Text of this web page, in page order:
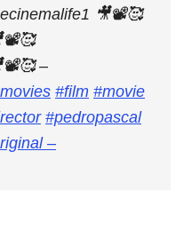
🎥📽🥰
–
#film #movie
#pedropascal
–